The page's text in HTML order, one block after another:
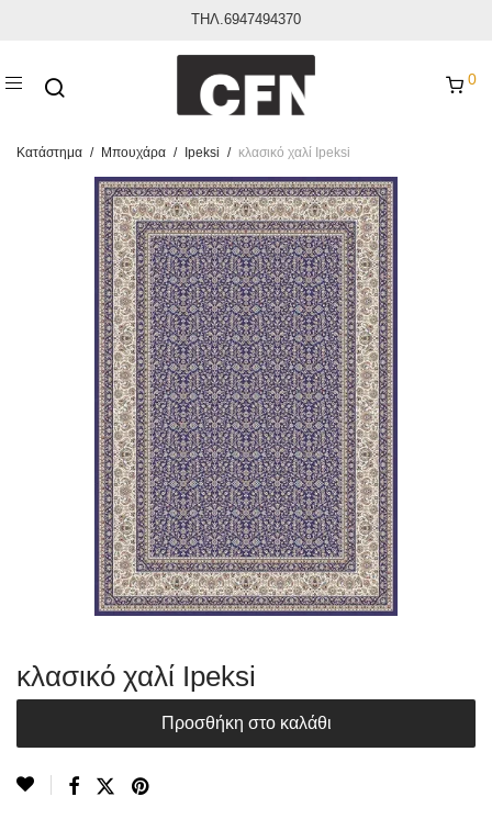
ΤΗΛ.6947494370
0
Κατάστημα / Μπουχάρα / Ipeksi / κλασικό χαλί Ipeksi
κλασικό χαλί Ipeksi
Προσθήκη στο καλάθι